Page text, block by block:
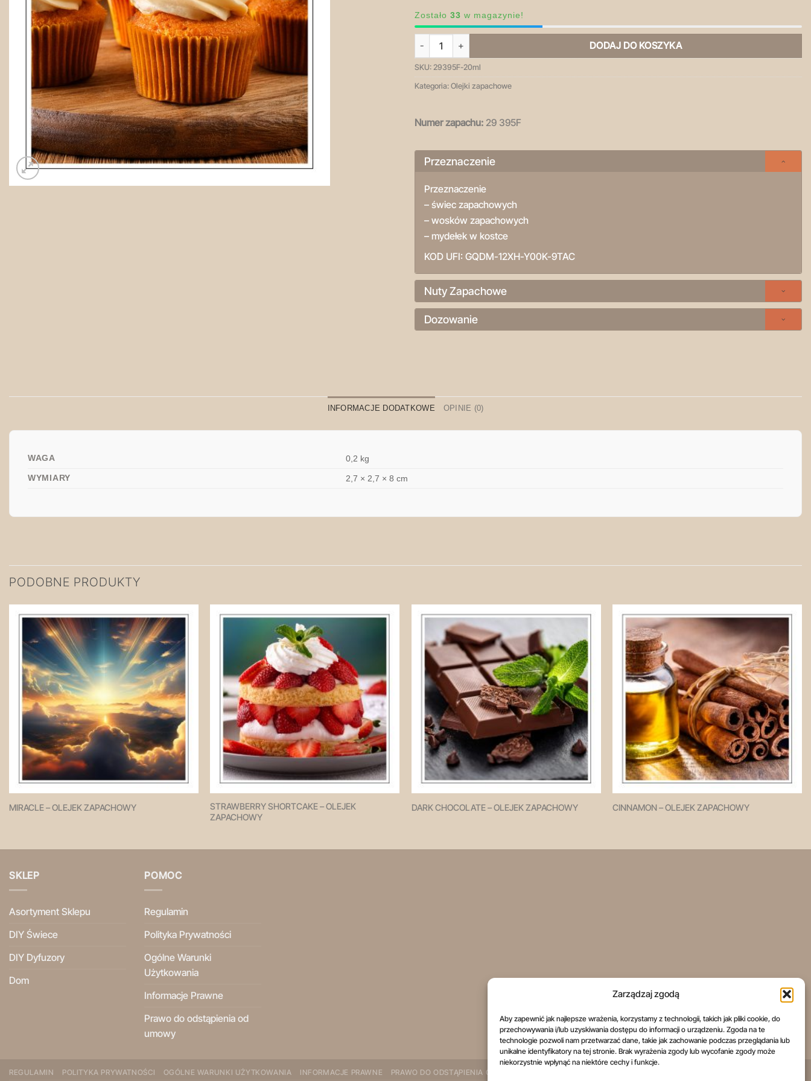
Zarządzaj zgodą
Aby zapewnić jak najlepsze wrażenia, korzystamy z technologii, takich jak pliki cookie, do
przechowywania i/lub uzyskiwania dostępu do informacji o urządzeniu. Zgoda na te
technologie pozwoli nam przetwarzać dane, takie jak zachowanie podczas przeglądania lub
unikalne identyfikatory na tej stronie. Brak wyrażenia zgody lub wycofanie zgody może
niekorzystnie wpłynąć na niektóre cechy i funkcje.
Zostało 33 w magazynie!
ilość Pumpkin Buttercream - olejek zapachowy
DODAJ DO KOSZYKA
SKU: 29395F-20ml
Kategoria: Olejki zapachowe
Numer zapachu: 29 395F
Przeznaczenie
Przeznaczenie
– świec zapachowych
– wosków zapachowych
– mydełek w kostce
KOD UFI: GQDM-12XH-Y00K-9TAC
Nuty Zapachowe
Dozowanie
INFORMACJE DODATKOWE OPINIE (0)
WAGA
0,2 kg
WYMIARY
2,7 × 2,7 × 8 cm
PODOBNE PRODUKTY
Zapisz
na
później!
MIRACLE – OLEJEK ZAPACHOWY
STRAWBERRY SHORTCAKE – OLEJEK
ZAPACHOWY
Zapisz
na
później!
DARK CHOCOLATE – OLEJEK ZAPACHOWY
Zapisz
na
później!
CINNAMON – OLEJEK ZAPACHOWY
SKLEP
Asortyment Sklepu
DIY Świece
DIY Dyfuzory
Dom
POMOC
Regulamin
Polityka Prywatności
Ogólne Warunki
Użytkowania
Informacje Prawne
Prawo do odstąpienia od
umowy
REGULAMIN POLITYKA PRYWATNOŚCI OGÓLNE WARUNKI UŻYTKOWANIA INFORMACJE PRAWNE PRAWO DO ODSTĄPIENIA OD UMOWY